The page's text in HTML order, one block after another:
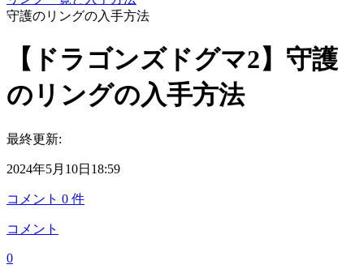
守護のリングの入手方法
【ドラゴンズドグマ2】守護
のリングの入手方法
最終更新:
2024年5月10日18:59
コメント 0 件
コメント
0